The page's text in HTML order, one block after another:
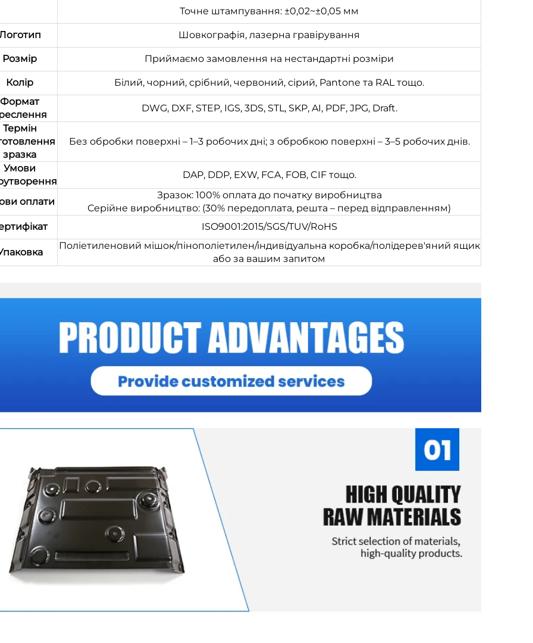
Точне штампування: ±0,02~±0,05 мм
Шовкографія, лазерна гравірування
Розмір Приймаємо замовлення на нестандартні розміри
Колір
Білий, чорний, срібний, червоний, сірий, Pantone та RAL тощо.
Формат
DWG, DXF, STEP, IGS, 3DS, STL, SKP, AI, PDF, JPG, Draft.
Термін
зразка
Без обробки поверхні – 1–3 робочих дні; з обробкою поверхні – 3–5 робочих днів.
Умови
DAP, DDP, EXW, FCA, FOB, CIF тощо.
оплати
Зразок: 100% оплата до початку виробництва
Серійне виробництво: (30% передоплата, решта – перед відправленням)
ISO9001:2015/SGS/TUV/RoHS
Поліетиленовий мішок/пінополіетилен/індивідуальна коробка/полідерев'яний ящик
або за вашим запитом